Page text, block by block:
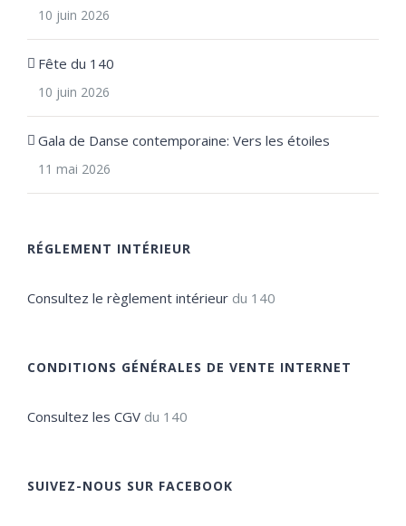
10 juin 2026
Fête du 140
10 juin 2026
Gala de Danse contemporaine: Vers les étoiles
11 mai 2026
RÉGLEMENT INTÉRIEUR
Consultez le règlement intérieur du 140
CONDITIONS GÉNÉRALES DE VENTE INTERNET
Consultez les CGV du 140
SUIVEZ-NOUS SUR FACEBOOK